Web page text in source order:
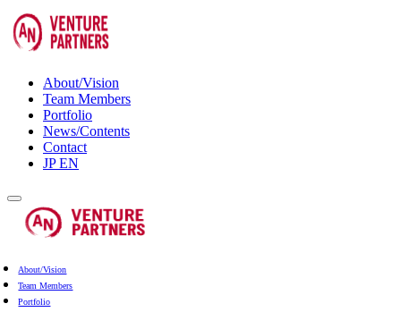
About/Vision
Team Members
Portfolio
News/Contents
Contact
JPEN
About/Vision
Team Members
Portfolio